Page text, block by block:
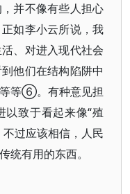
并不像有些人担心
如李小云所说，我
、对进入现代社会
他们在结构陷阱中
等⑥。有种意见担
致于看起来像“殖
过应该相信，人民
统有用的东西。